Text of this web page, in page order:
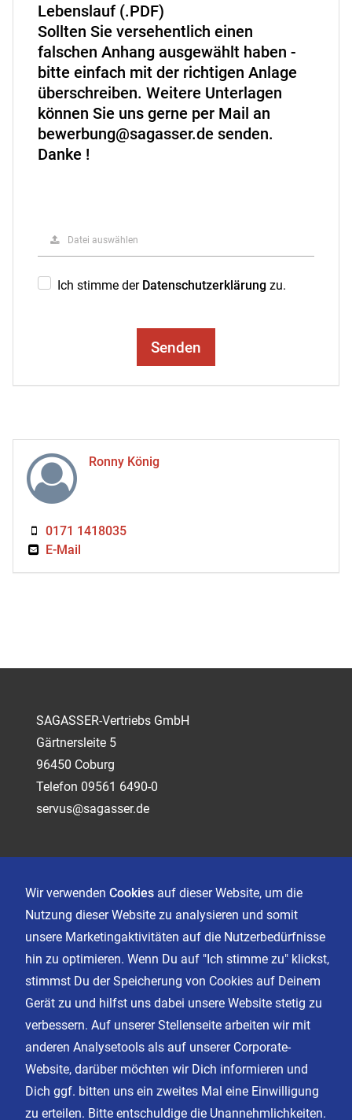
Lebenslauf (.PDF)
Sollten Sie versehentlich einen
falschen Anhang ausgewählt haben -
bitte einfach mit der richtigen Anlage
überschreiben. Weitere Unterlagen
können Sie uns gerne per Mail an
bewerbung@sagasser.de senden.
Danke !
Datei auswählen
Ich stimme der Datenschutzerklärung zu.
Senden
Ronny König
0171 1418035
E-Mail
SAGASSER-Vertriebs GmbH
Gärtnersleite 5
96450 Coburg
Telefon 09561 6490-0
servus@sagasser.de
Karriere
Impressum
Datenschutz
AGB
Cookie Einstellungen
Facebook
Instagram
Wir verwenden Cookies auf dieser Website, um die
Nutzung dieser Website zu analysieren und somit
unsere Marketingaktivitäten auf die Nutzerbedürfnisse
hin zu optimieren. Wenn Du auf "Ich stimme zu" klickst,
stimmst Du der Speicherung von Cookies auf Deinem
Gerät zu und hilfst uns dabei unsere Website stetig zu
verbessern. Auf unserer Stellenseite arbeiten wir mit
anderen Analysetools als auf unserer Corporate-
Website, darüber möchten wir Dich informieren und
Dich ggf. bitten uns ein zweites Mal eine Einwilligung
zu erteilen. Bitte entschuldige die Unannehmlichkeiten.